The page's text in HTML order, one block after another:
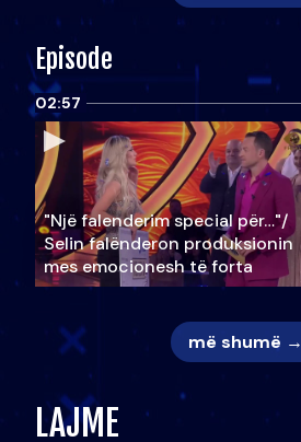
Episode
02:57
"Një falenderim special për…"/
Selin falënderon produksionin
mes emocionesh të forta
më shumë →
LAJME